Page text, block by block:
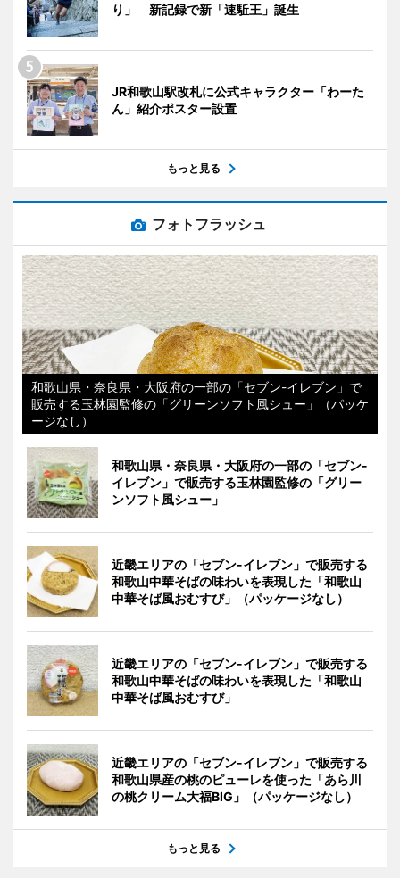
り」 新記録で新「速駈王」誕生
JR和歌山駅改札に公式キャラクター「わーた
ん」紹介ポスター設置
もっと見る
フォトフラッシュ
和歌山県・奈良県・大阪府の一部の「セブン-イレブン」で
販売する玉林園監修の「グリーンソフト風シュー」（パッケ
ージなし）
和歌山県・奈良県・大阪府の一部の「セブン-
イレブン」で販売する玉林園監修の「グリー
ンソフト風シュー」
近畿エリアの「セブン-イレブン」で販売する
和歌山中華そばの味わいを表現した「和歌山
中華そば風おむすび」（パッケージなし）
近畿エリアの「セブン-イレブン」で販売する
和歌山中華そばの味わいを表現した「和歌山
中華そば風おむすび」
近畿エリアの「セブン-イレブン」で販売する
和歌山県産の桃のピューレを使った「あら川
の桃クリーム大福BIG」（パッケージなし）
もっと見る